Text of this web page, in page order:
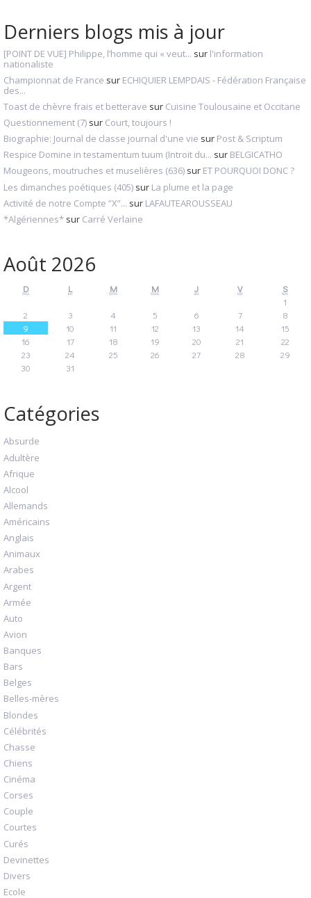
Derniers blogs mis à jour
[POINT DE VUE] Philippe, l’homme qui « veut... sur l'information
nationaliste
Championnat de France sur ECHIQUIER LEMPDAIS - Fédération Française
des...
Toast de chèvre frais et betterave sur Cuisine Toulousaine et Occitane
Questionnement (7) sur Court, toujours !
Biographie: Journal de classe journal d'une vie sur Post & Scriptum
Respice Domine in testamentum tuum (Introit du... sur BELGICATHO
Mougeons, moutruches et muselières (636) sur ET POURQUOI DONC ?
Les dimanches poétiques (405) sur La plume et la page
Activité de notre Compte ”X”... sur LAFAUTEAROUSSEAU
*Algériennes* sur Carré Verlaine
Août 2026
D L M M J V
S
1
2
3 4 5 6 7
8
9
10 11 12 13 14
15
16
17 18 19 20 21
22
23
24 25 26 27 28
29
30
31
Catégories
Absurde
Adultère
Afrique
Alcool
Allemands
Américains
Anglais
Animaux
Arabes
Argent
Armée
Auto
Avion
Banques
Bars
Belges
Belles-mères
Blondes
Célébrités
Chasse
Chiens
Cinéma
Corses
Couple
Courtes
Curés
Devinettes
Divers
Ecole